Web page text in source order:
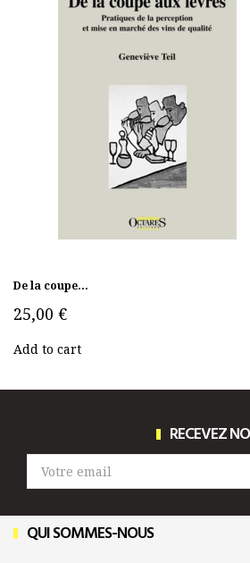
De la coupe...
25,00 €
Add to cart
RECEVEZ
QUI SOMMES-NOUS